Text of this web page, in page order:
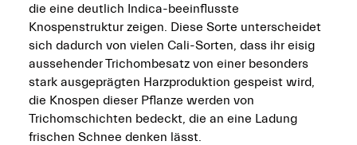
die eine deutlich Indica-beeinflusste
Knospenstruktur zeigen. Diese Sorte unterscheidet
sich dadurch von vielen Cali-Sorten, dass ihr eisig
aussehender Trichombesatz von einer besonders
stark ausgeprägten Harzproduktion gespeist wird,
die Knospen dieser Pflanze werden von
Trichomschichten bedeckt, die an eine Ladung
frischen Schnee denken lässt.